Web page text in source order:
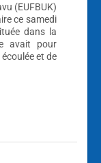
(EUFBUK)
ce samedi
dans la
avait pour
et de